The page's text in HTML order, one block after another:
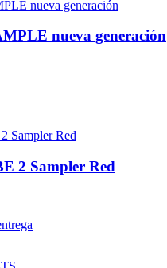
nueva generación
2 Sampler Red